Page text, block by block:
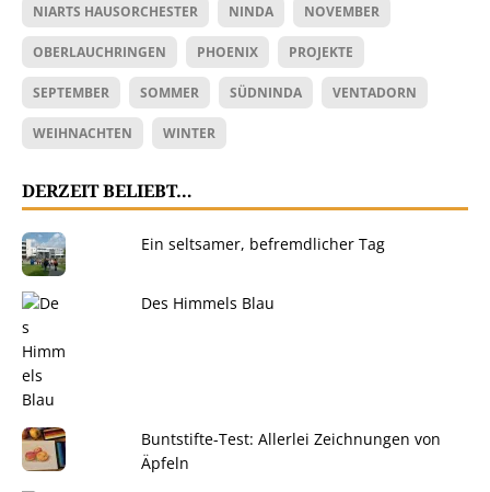
NIARTS HAUSORCHESTER NINDA NOVEMBER
OBERLAUCHRINGEN PHOENIX PROJEKTE
SEPTEMBER SOMMER SÜDNINDA VENTADORN
WEIHNACHTEN WINTER
DERZEIT BELIEBT…
Ein seltsamer, befremdlicher Tag
Des Himmels Blau
Buntstifte-Test: Allerlei Zeichnungen von
Äpfeln